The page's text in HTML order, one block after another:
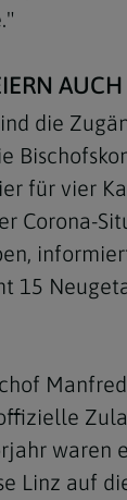
die
für vier
Corona-
15
waren
Linz auf